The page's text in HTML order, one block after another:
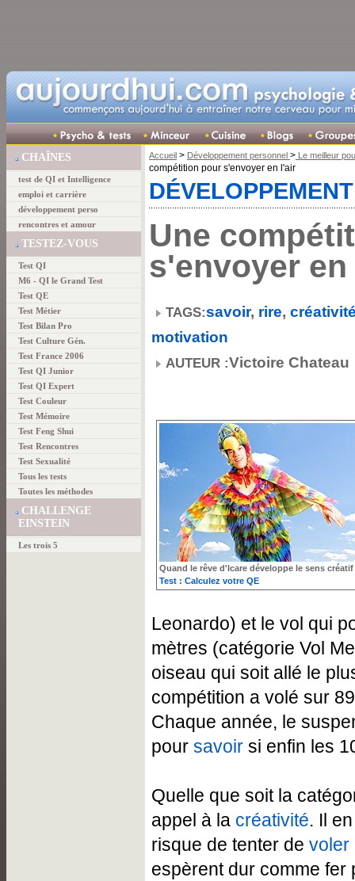
CHAÎNES
test de QI et Intelligence
emploi et carrière
développement perso
rencontres et amour
TESTEZ-VOUS
Test QI
M6 - QI le Grand Test
Test QE
Test Métier
Test Bilan Pro
Test Culture Gén.
Test France 2006
Test QI Junior
Test QI Expert
Test Couleur
Test Mémoire
Test Feng Shui
Test Rencontres
Test Sexualité
Tous les tests
Toutes les méthodes
CHALLENGE
EINSTEIN
Les trois 5
Accueil > Développement personnel > Le meilleur
compétition pour s'envoyer en l'air
Une
s'envoyer
TAGS:savoir, rire,
motivation
AUTEUR :Victoire Chateau
Quand le rêve d'Icare développe le sens créatif
Test : Calculez votre QE
Leonardo) et le vol qui
mètres (catégorie Vol
oiseau qui soit allé le
compétition a volé sur
Chaque année, le
pour savoir si enfin les
Quelle que soit la
appel à la créativité. Il
risque de tenter de voler
espèrent dur comme fer